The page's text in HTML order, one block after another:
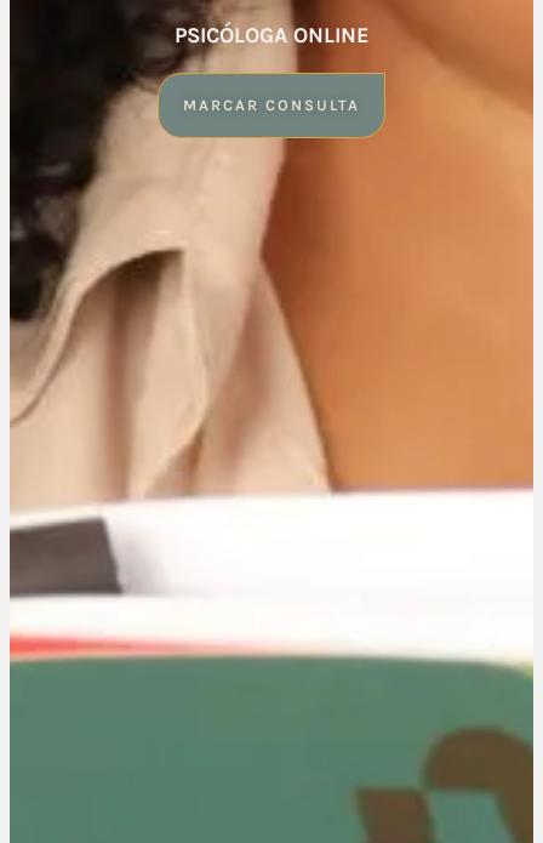
PSICÓLOGA ONLINE
MARCAR CONSULTA